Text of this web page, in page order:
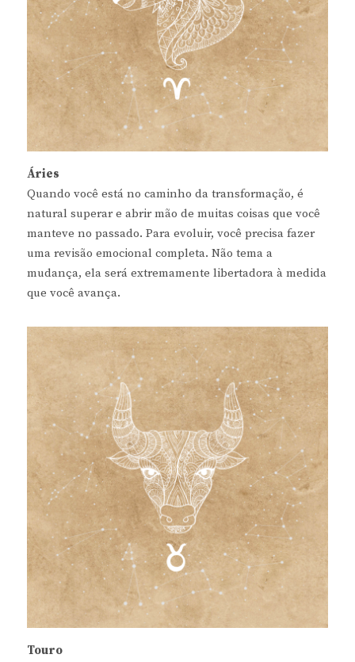
Áries
Quando você está no caminho da transformação, é
natural superar e abrir mão de muitas coisas que você
manteve no passado. Para evoluir, você precisa fazer
uma revisão emocional completa. Não tema a
mudança, ela será extremamente libertadora à medida
que você avança.
Touro